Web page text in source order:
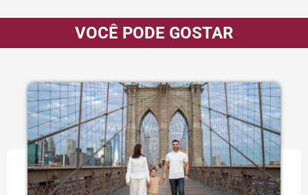
VOCÊ PODE GOSTAR